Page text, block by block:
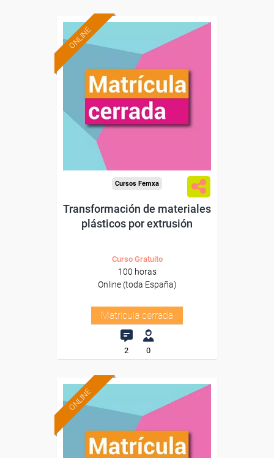
ONLINE
Cursos Femxa
Transformación de materiales
plásticos por extrusión
Curso Gratuito
100 horas
Online (toda España)
Matrícula cerrada
2 0
ONLINE